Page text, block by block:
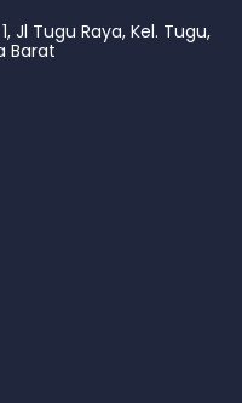
Jl Tugu Raya, Kel. Tugu,
Barat